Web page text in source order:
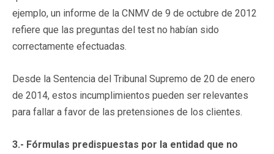
ejemplo, un informe de la CNMV de 9 de octubre de 2012
refiere que las preguntas del test no habían sido
correctamente efectuadas.
Desde la Sentencia del Tribunal Supremo de 20 de enero
de 2014, estos incumplimientos pueden ser relevantes
para fallar a favor de las pretensiones de los clientes.
3.- Fórmulas predispuestas por la entidad que no